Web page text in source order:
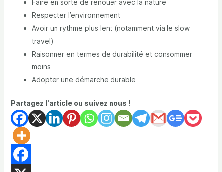
Faire en sorte de renouer avec la nature
Respecter l’environnement
Avoir un rythme plus lent (notamment via le slow
travel)
Raisonner en termes de durabilité et consommer
moins
Adopter une démarche durable
Partagez l'article ou suivez nous !